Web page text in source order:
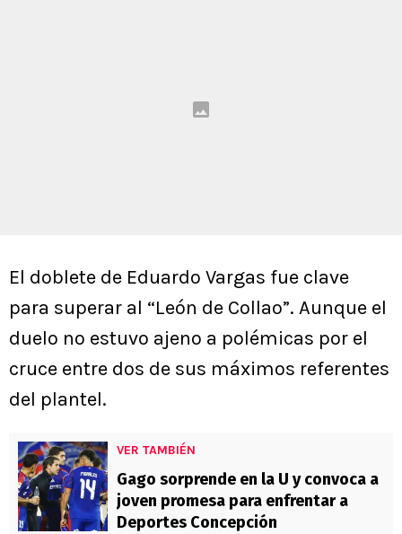
El doblete de Eduardo Vargas fue clave
para superar al “León de Collao”. Aunque el
duelo no estuvo ajeno a polémicas por el
cruce entre dos de sus máximos referentes
del plantel.
VER TAMBIÉN
Gago sorprende en la U y convoca a
joven promesa para enfrentar a
Deportes Concepción